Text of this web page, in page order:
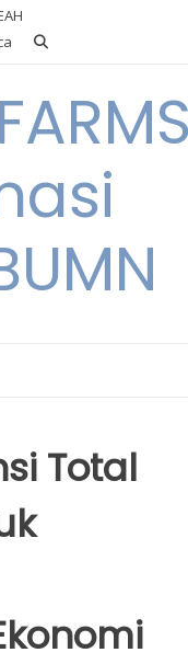
Total